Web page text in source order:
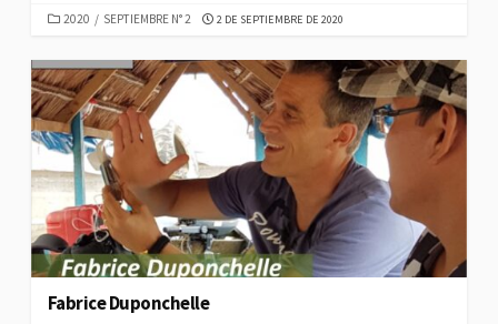
CATEGORIES
2020 / SEPTIEMBRE N° 2 PUBLISHED
DATE
2 DE SEPTIEMBRE DE 2020
Fabrice Duponchelle